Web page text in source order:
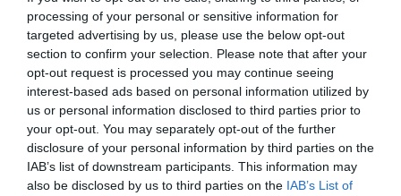
processing of your personal or sensitive information for
targeted advertising by us, please use the below opt-out
section to confirm your selection. Please note that after your
opt-out request is processed you may continue seeing
interest-based ads based on personal information utilized by
us or personal information disclosed to third parties prior to
your opt-out. You may separately opt-out of the further
disclosure of your personal information by third parties on the
IAB’s list of downstream participants. This information may
also be disclosed by us to third parties on the IAB’s List of